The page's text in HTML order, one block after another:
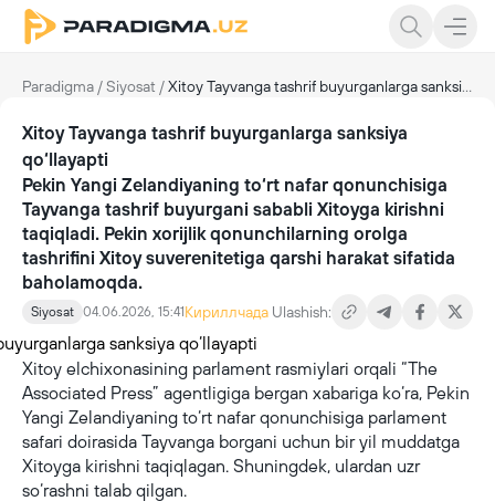
Paradigma /Siyosat /Xitoy Tayvanga tashrif buyurganlarga sanksiya qo‘llayapti
Xitoy Tayvanga tashrif buyurganlarga sanksiya
qo‘llayapti
Pekin Yangi Zelandiyaning to‘rt nafar qonunchisiga
Tayvanga tashrif buyurgani sababli Xitoyga kirishni
taqiqladi. Pekin xorijlik qonunchilarning orolga
tashrifini Xitoy suverenitetiga qarshi harakat sifatida
baholamoqda.
Siyosat 04.06.2026, 15:41 Кириллчада Ulashish:
Xitoy elchixonasining parlament rasmiylari orqali “The
Associated Press” agentligiga bergan xabariga ko‘ra, Pekin
Yangi Zelandiyaning to‘rt nafar qonunchisiga parlament
safari doirasida Tayvanga borgani uchun bir yil muddatga
Xitoyga kirishni taqiqlagan. Shuningdek, ulardan uzr
so‘rashni talab qilgan.